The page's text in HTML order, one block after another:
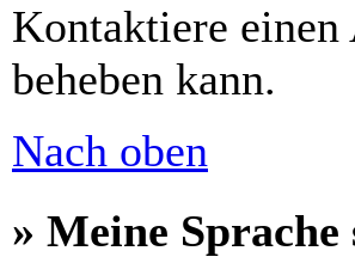
Kontaktiere
beheben kann.
Nach oben
» Meine